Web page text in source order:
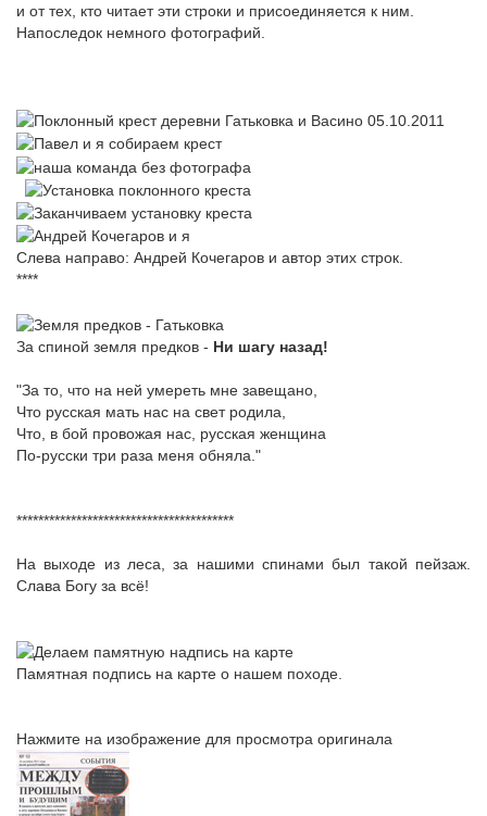
и от тех, кто читает эти строки и присоединяется к ним.
Напоследок немного фотографий.
Слева направо: Андрей Кочегаров и автор этих строк.
****
За спиной земля предков - Ни шагу назад!
"За то, что на ней умереть мне завещано,
Что русская мать нас на свет родила,
Что, в бой провожая нас, русская женщина
По-русски три раза меня обняла."
****************************************
На выходе из леса, за нашими спинами был такой пейзаж.
Слава Богу за всё!
Памятная подпись на карте о нашем походе.
Нажмите на изображение для просмотра оригинала